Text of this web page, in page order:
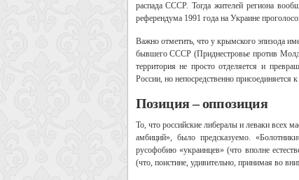
распада СССР. Тогда жителей региона
референдума 1991 года на Украине
Важно отметить, что у крымского эпизода
бывшего СССР (Приднестровье против
территория не просто отделяется и
России, но непосредственно
Позиция – оппозиция
То, что российские либералы и леваки всех
амбиций», было предсказуемо.
русофобию «украинцев» (что вполне
(что, поистине, удивительно, принимая во